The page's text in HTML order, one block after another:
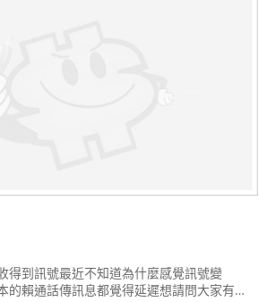
得到訊號最近不知道為什麼感覺訊號變
的賴通話傳訊息都覺得延遲想請問大家有